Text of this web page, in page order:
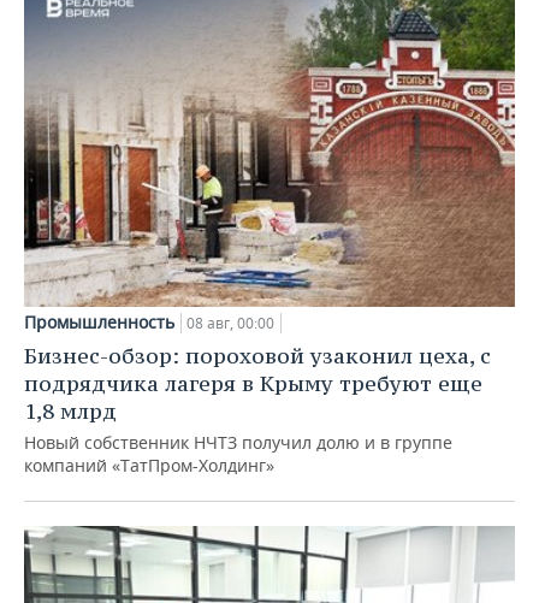
Промышленность 08 авг, 00:00
Бизнес-обзор: пороховой узаконил цеха, с
подрядчика лагеря в Крыму требуют еще
1,8 млрд
Новый собственник НЧТЗ получил долю и в группе
компаний «ТатПром-Холдинг»